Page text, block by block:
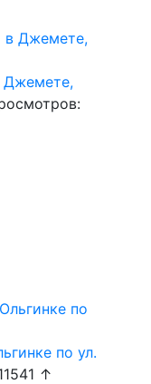
Джемете,
по ул.
↑